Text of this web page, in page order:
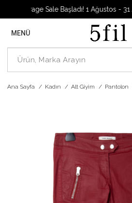
Garage Sale Başladı! 1 Ağustos - 31
MENÜ
Ana Sayfa Kadın Alt Giyim Pantolon